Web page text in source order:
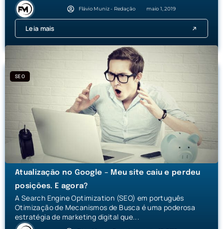
Flávio Muniz - Redação maio 1, 2019
Leia mais
SEO
Atualização no Google – Meu site caiu e perdeu
posições. E agora?
A Search Engine Optimization (SEO) em português
Otimização de Mecanismos de Busca é uma poderosa
estratégia de marketing digital que...